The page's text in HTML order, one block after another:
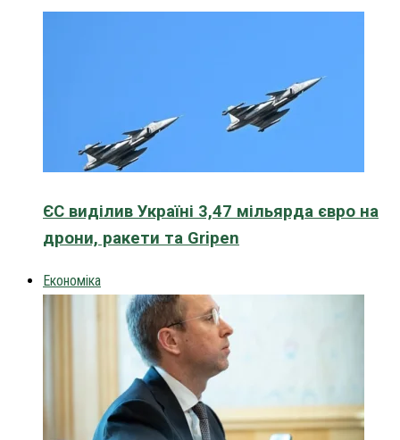
ЄС виділив Україні 3,47 мільярда євро на
дрони, ракети та Gripen
Економіка